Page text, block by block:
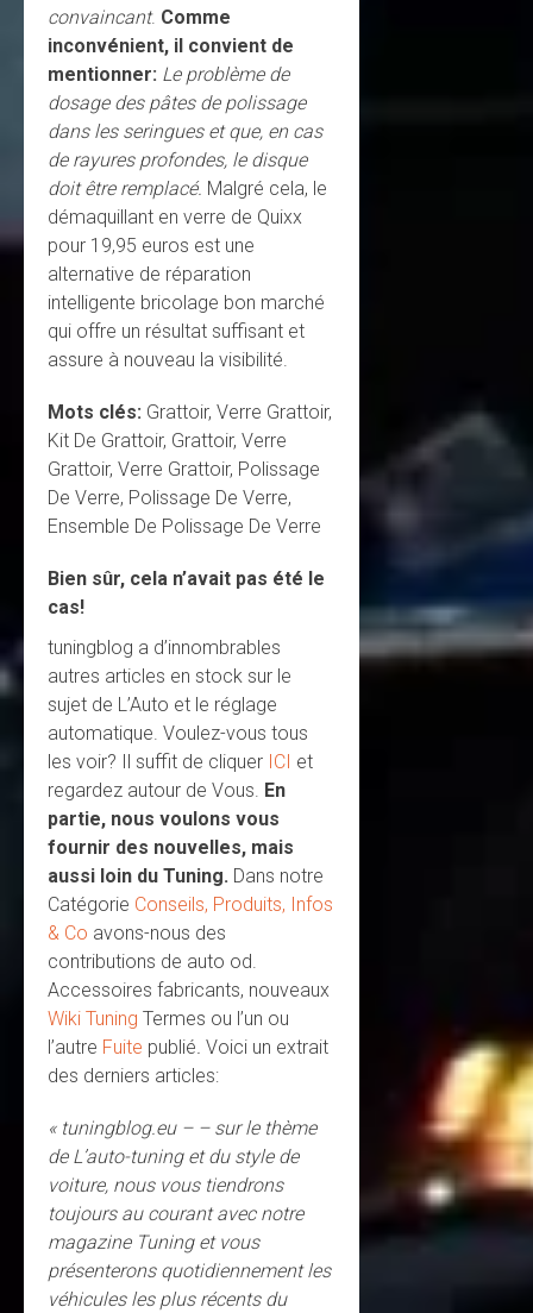
convaincant. Comme
inconvénient, il convient de
mentionner: Le problème de
dosage des pâtes de polissage
dans les seringues et que, en cas
de rayures profondes, le disque
doit être remplacé. Malgré cela, le
démaquillant en verre de Quixx
pour 19,95 euros est une
alternative de réparation
intelligente bricolage bon marché
qui offre un résultat suffisant et
assure à nouveau la visibilité.
Mots clés: Grattoir, Verre Grattoir,
Kit De Grattoir, Grattoir, Verre
Grattoir, Verre Grattoir, Polissage
De Verre, Polissage De Verre,
Ensemble De Polissage De Verre
Bien sûr, cela n’avait pas été le
cas!
tuningblog a d’innombrables
autres articles en stock sur le
sujet de L’Auto et le réglage
automatique. Voulez-vous tous
les voir? Il suffit de cliquer ICI et
regardez autour de Vous. En
partie, nous voulons vous
fournir des nouvelles, mais
aussi loin du Tuning. Dans notre
Catégorie Conseils, Produits, Infos
& Co avons-nous des
contributions de auto od.
Accessoires fabricants, nouveaux
Wiki Tuning Termes ou l’un ou
l’autre Fuite publié. Voici un extrait
des derniers articles:
« tuningblog.eu – – sur le thème
de L’auto-tuning et du style de
voiture, nous vous tiendrons
toujours au courant avec notre
magazine Tuning et vous
présenterons quotidiennement les
véhicules les plus récents du